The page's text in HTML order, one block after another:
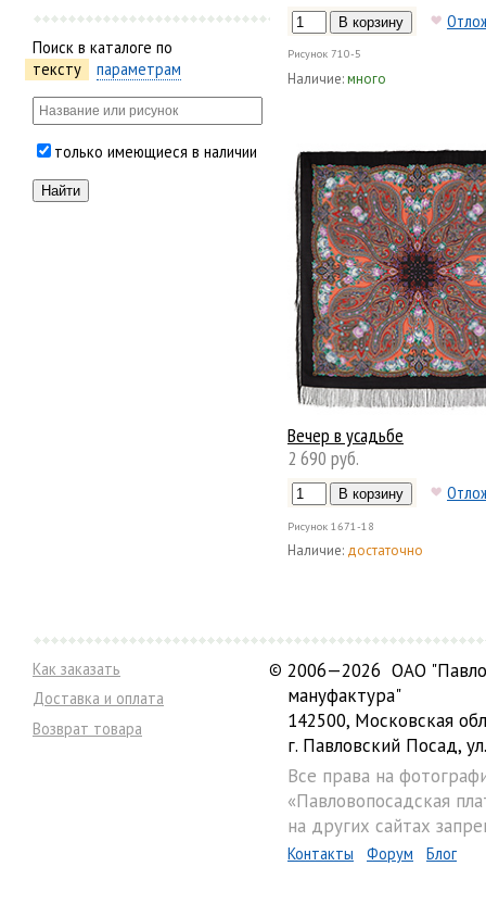
Поиск в каталоге по
тексту
параметрам
только имеющиеся в наличии
Рисунок 710-5
Наличие:много
Вечер в усадьбе
2 690 руб.
Рисунок 1671-18
Наличие: достаточно
Как заказать
Доставка и оплата
Возврат товара
© 2006—2026 ОАО
мануфактура"
142500, Московская
г. Павловский Посад,
Все права на
«Павловопосадская
на других сайтах
Контакты Форум Блог